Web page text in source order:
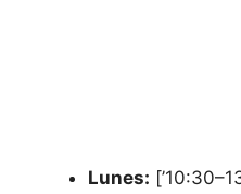
Lunes: